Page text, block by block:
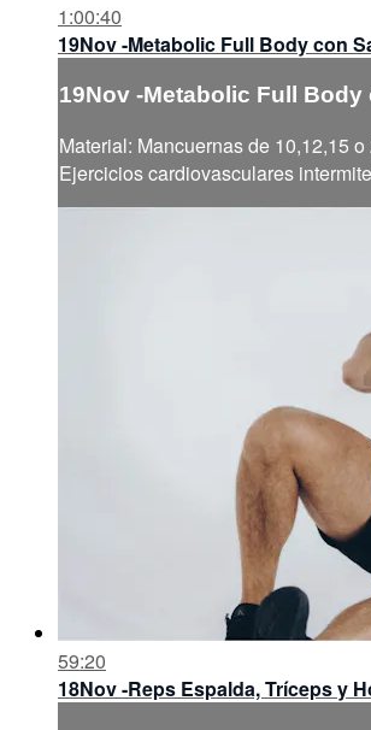
1:00:40
19Nov -Metabolic Full Body con
19Nov -Metabolic Full Body
Material: Mancuernas de 10,12,15
Ejercicios cardiovasculares
59:20
18Nov -Reps Espalda, Tríceps y